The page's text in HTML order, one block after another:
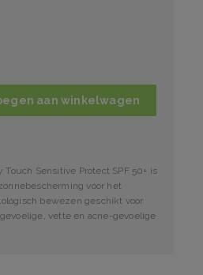
aan winkelwagen
Sensitive Protect SPF 50+ is
voor het
bewezen geschikt voor
vette en acne-gevoelige